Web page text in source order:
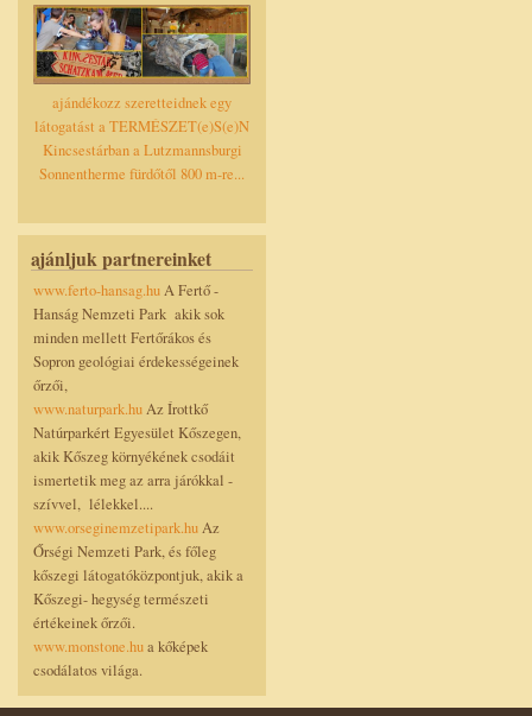
ajándékozz szeretteidnek egy
látogatást a TERMÉSZET(e)S(e)N
Kincsestárban a Lutzmannsburgi
Sonnentherme fürdőtől 800 m-re...
ajánljuk partnereinket
www.ferto-hansag.huA Fertő -
Hanság Nemzeti Park akik sok
minden mellett Fertőrákos és
Sopron geológiai érdekességeinek
őrzői,
www.naturpark.huAz Írottkő
Natúrparkért Egyesület Kőszegen,
akik Kőszeg környékének csodáit
ismertetik meg az arra járókkal -
szívvel, lélekkel....
www.orseginemzetipark.huAz
Őrségi Nemzeti Park, és főleg
kőszegi látogatóközpontjuk, akik a
Kőszegi- hegység természeti
értékeinek őrzői.
www.monstone.hua kőképek
csodálatos világa.